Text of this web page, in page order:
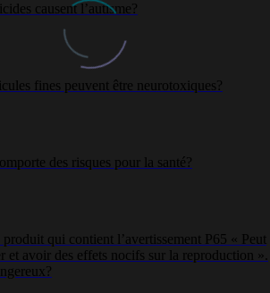
causent l’autisme?
fines peuvent être neurotoxiques?
des risques pour la santé?
produit qui contient l’avertissement P65 « Peut
et avoir des effets nocifs sur la reproduction ».